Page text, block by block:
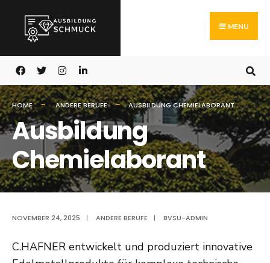
Skip
content
MENU
HOME ANDERE BERUFE AUSBILDUNG CHEMIELABORANT
Ausbildung
Chemielaborant
NOVEMBER 24, 2025 | ANDERE BERUFE | BVSU-ADMIN
C.HAFNER entwickelt und produziert innovative
for: